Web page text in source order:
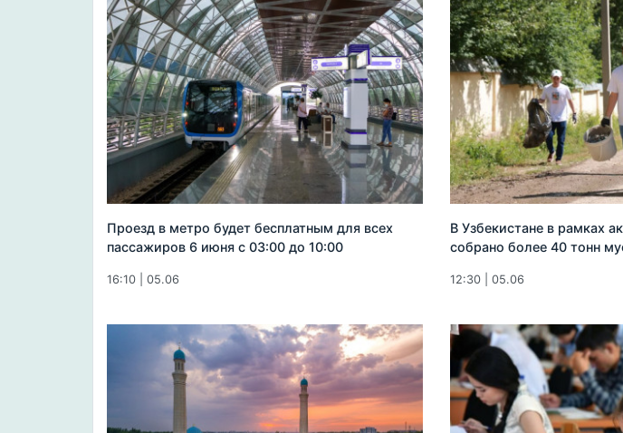
Проезд в метро будет бесплатным для всех
пассажиров 6 июня с 03:00 до 10:00
16:10 | 05.06
В Узбекистане в рамках
собрано более 40 тонн
12:30 | 05.06